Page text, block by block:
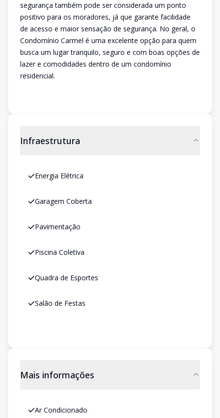
segurança também pode ser considerada um ponto
positivo para os moradores, já que garante facilidade
de acesso e maior sensação de segurança. No geral, o
Condomínio Carmel é uma excelente opção para quem
busca um lugar tranquilo, seguro e com boas opções de
lazer e comodidades dentro de um condomínio
residencial.
Infraestrutura
Energia Elétrica
Garagem Coberta
Pavimentação
Piscina Coletiva
Quadra de Esportes
Salão de Festas
Mais informações
Ar Condicionado